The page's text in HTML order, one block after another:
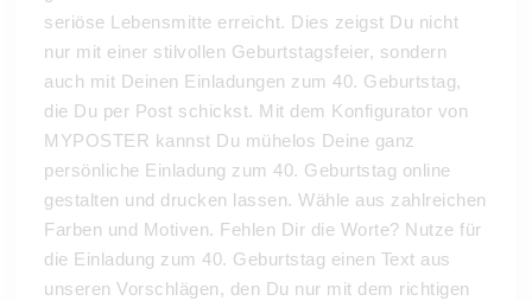
seriöse Lebensmitte erreicht. Dies zeigst Du nicht
nur mit einer stilvollen Geburtstagsfeier, sondern
auch mit Deinen Einladungen zum 40. Geburtstag,
die Du per Post schickst. Mit dem Konfigurator von
MYPOSTER kannst Du mühelos Deine ganz
persönliche Einladung zum 40. Geburtstag online
gestalten und drucken lassen. Wähle aus zahlreichen
Farben und Motiven. Fehlen Dir die Worte? Nutze für
die Einladung zum 40. Geburtstag einen Text aus
unseren Vorschlägen, den Du nur mit dem richtigen